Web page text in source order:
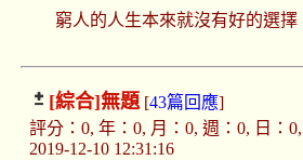
窮人的人生本來就沒有好的選擇
[綜合]無題[43篇回應]
評分：0, 年：0, 月：0, 週：0, 日：
2019-12-10 12:31:16